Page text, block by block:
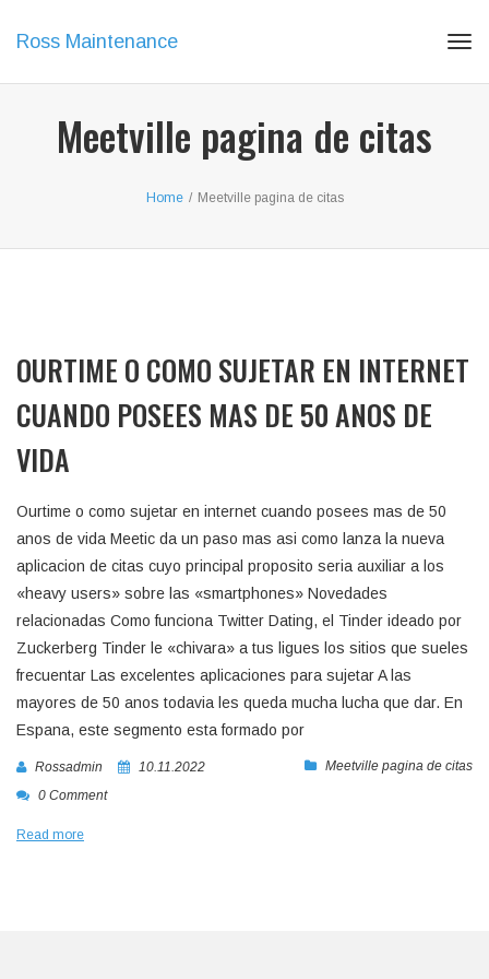
Ross Maintenance
Meetville pagina de citas
Home / Meetville pagina de citas
OURTIME O COMO SUJETAR EN INTERNET
CUANDO POSEES MAS DE 50 ANOS DE
VIDA
Ourtime o como sujetar en internet cuando posees mas de 50
anos de vida Meetic da un paso mas asi­ como lanza la nueva
aplicacion de citas cuyo principal proposito seri­a auxiliar a los
«heavy users» sobre las «smartphones» Novedades
relacionadas Como funciona Twitter Dating, el Tinder ideado por
Zuckerberg Tinder le «chivara» a tus ligues los sitios que sueles
frecuentar Las excelentes aplicaciones para sujetar A las
mayores de 50 anos todavia les queda mucha lucha que dar. En
Espana, este segmento esta formado por
Rossadmin 10.11.2022
Meetville pagina de citas
0 Comment
Read more